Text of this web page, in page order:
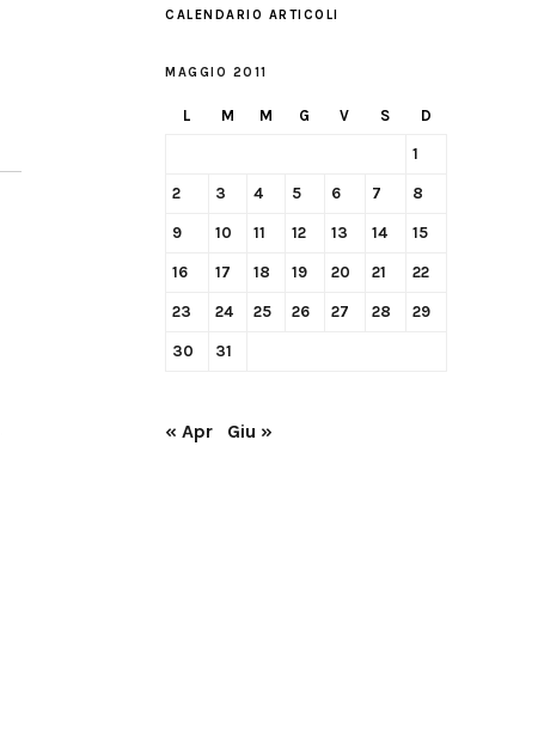
CALENDARIO ARTICOLI
MAGGIO 2011
L M M G V S D
1
2 3 4 5 6 7 8
9 10 11 12 13 14 15
16 17 18 19 20 21 22
23 24 25 26 27 28 29
30 31
« Apr Giu »